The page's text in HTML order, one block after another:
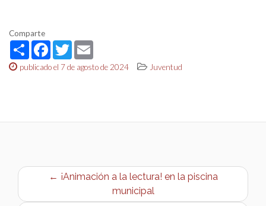
Comparte
ShareFacebook
Twitter
publicado el 7 de agosto de 2024 Juventud
← ¡Animación a la lectura! en la piscina
municipal